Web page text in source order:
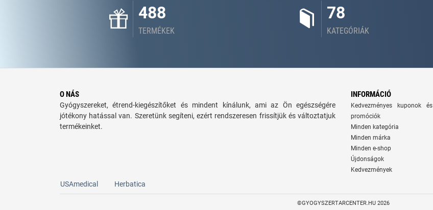
488
TERMÉKEK
78
KATEGÓRIÁK
O NÁS
Gyógyszereket, étrend-kiegészítőket és mindent kínálunk, ami az Ön egészségére
jótékony hatással van. Szeretünk segíteni, ezért rendszeresen frissítjük és változtatjuk
termékeinket.
INFORMÁCIÓ
Kedvezményes kuponok és
promóciók
Minden kategória
Minden márka
Minden e-shop
Újdonságok
Kedvezmények
USAmedical Herbatica
©GYOGYSZERTARCENTER.HU 2026